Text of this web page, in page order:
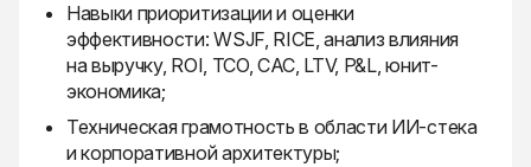
Навыки приоритизации и оценки
эффективности: WSJF, RICE, анализ влияния
на выручку, ROI, TCO, CAC, LTV, P&L, юнит-
экономика;
Техническая грамотность в области ИИ-стека
и корпоративной архитектуры;